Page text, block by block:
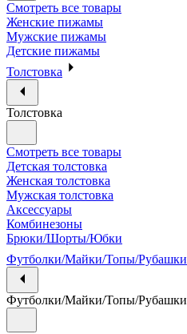
Смотреть все товары
Женские пижамы
Мужские пижамы
Детские пижамы
Толстовка
Толстовка
Смотреть все товары
Детская толстовка
Женская толстовка
Мужская толстовка
Аксессуары
Комбинезоны
Брюки/Шорты/Юбки
Футболки/Майки/Топы/Рубашки
Футболки/Майки/Топы/Рубашки